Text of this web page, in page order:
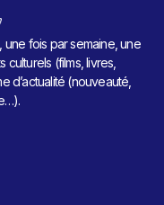
fois par semaine, une
(films, livres,
d’actualité (nouveauté,